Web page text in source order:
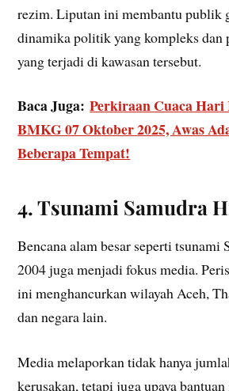
rezim. Liputan ini membantu publik
dinamika politik yang kompleks dan
yang terjadi di kawasan tersebut.
Baca Juga:Perkiraan Cuaca
BMKG 07 Oktober 2025, Awas
Beberapa Tempat!
4. Tsunami Samudra
Bencana alam besar seperti tsunami
2004 juga menjadi fokus media.
ini menghancurkan wilayah Aceh,
dan negara lain.
Media melaporkan tidak hanya
kerusakan, tetapi juga upaya